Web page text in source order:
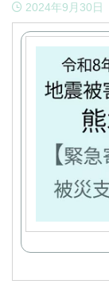
2024年9月30日